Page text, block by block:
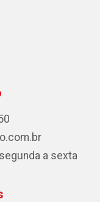
a sexta